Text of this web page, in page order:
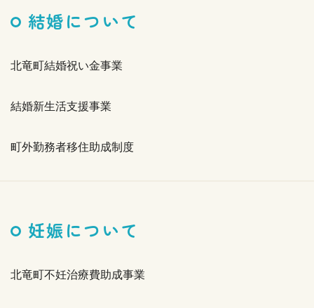
結婚について
北竜町結婚祝い金事業
結婚新生活支援事業
町外勤務者移住助成制度
妊娠について
北竜町不妊治療費助成事業